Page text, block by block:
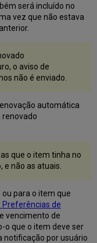
será incluído no
vez que não estava
o aviso de
não é enviado.
automática
que o item tinha no
não as atuais.
para o item que
Preferências de
vencimento de
o que o item deve ser
notificação por usuário